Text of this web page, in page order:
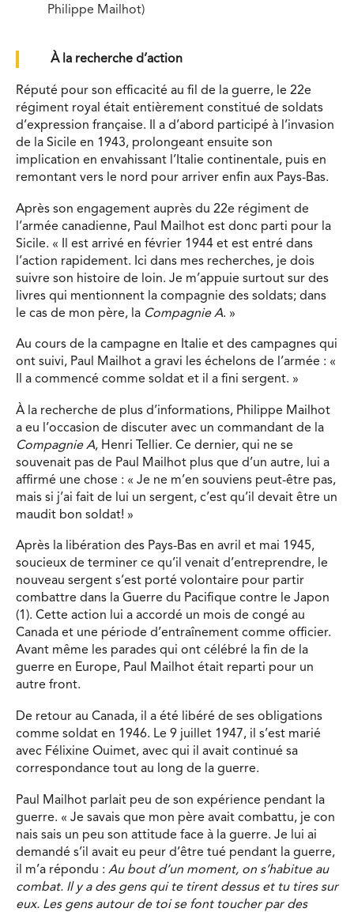
Philippe Mailhot)
À la recherche d’action
Réputé pour son efficacité au fil de la guerre, le 22e
régiment royal était entièrement constitué de soldats
d’expression française. Il a d’abord participé à l’invasion
de la Sicile en 1943, prolongeant ensuite son
implication en envahissant l’Italie continentale, puis en
remontant vers le nord pour arriver enfin aux Pays-Bas.
Après son engagement auprès du 22e régiment de
l’armée canadienne, Paul Mailhot est donc parti pour la
Sicile. « Il est arrivé en février 1944 et est entré dans
l’action rapidement. Ici dans mes recherches, je dois
suivre son histoire de loin. Je m’appuie surtout sur des
livres qui mentionnent la compagnie des soldats; dans
le cas de mon père, la Compagnie A. »
Au cours de la campagne en Italie et des campagnes qui
ont suivi, Paul Mailhot a gravi les échelons de l’armée : «
Il a commencé comme soldat et il a fini sergent. »
À la recherche de plus d’informations, Philippe Mailhot
a eu l’occasion de discuter avec un commandant de la
Compagnie A, Henri Tellier. Ce dernier, qui ne se
souvenait pas de Paul Mailhot plus que d’un autre, lui a
affirmé une chose : « Je ne m’en souviens peut-être pas,
mais si j’ai fait de lui un sergent, c’est qu’il devait être un
maudit bon soldat! »
Après la libération des Pays-Bas en avril et mai 1945,
soucieux de terminer ce qu’il venait d’entreprendre, le
nouveau sergent s’est porté volontaire pour partir
combattre dans la Guerre du Pacifique contre le Japon
(1). Cette action lui a accordé un mois de congé au
Canada et une période d’entraînement comme officier.
Avant même les parades qui ont célébré la fin de la
guerre en Europe, Paul Mailhot était reparti pour un
autre front.
De retour au Canada, il a été libéré de ses obligations
comme soldat en 1946. Le 9 juillet 1947, il s’est marié
avec Félixine Ouimet, avec qui il avait continué sa
correspondance tout au long de la guerre.
Paul Mailhot parlait peu de son expérience pendant la
guerre. « Je savais que mon père avait combattu, je con
nais sais un peu son attitude face à la guerre. Je lui ai
demandé s’il avait eu peur d’être tué pendant la guerre,
il m’a répondu : Au bout d’un moment, on s’habitue au
combat. Il y a des gens qui te tirent dessus et tu tires sur
eux. Les gens autour de toi se font toucher par des